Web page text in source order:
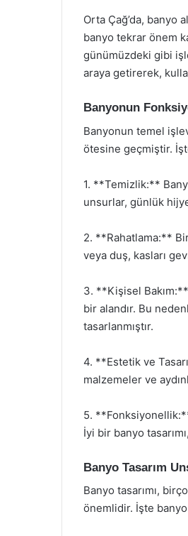
Orta Çağ’da, banyo
banyo tekrar önem
günümüzdeki gibi
araya getirerek,
Banyonun
Banyonun temel
ötesine geçmiştir.
1. **Temizlik:**
unsurlar, günlük
2. **Rahatlama:**
veya duş, kasları
3. **Kişisel
bir alandır. Bu
tasarlanmıştır.
4. **Estetik ve
malzemeler ve
5.
İyi bir banyo
Banyo Tasarım
Banyo tasarımı,
önemlidir. İşte banyo